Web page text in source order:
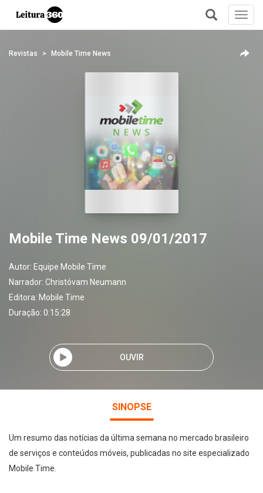
+
Revistas Mobile Time News
Mobile Time News 09/01/2017
Autor: Equipe Mobile Time
Narrador: Christóvam Neumann
Editora: Mobile Time
Duração: 0:15:28
OUVIR
SINOPSE
Um resumo das notícias da última semana no mercado brasileiro
de serviços e conteúdos móveis, publicadas no site especializado
Mobile Time.